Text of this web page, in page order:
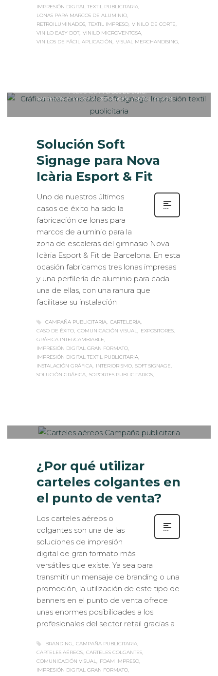
IMPRESIÓN DIGITAL TEXTIL PUBLICITARIA
LONAS PARA MARCOS DE ALUMINIO
RETROILUMINADOS TEXTIL IMPRESO VINILO DE CORTE
VINILO EASY DOT VINILO MICROVENTOSA
VINILOS DE FÁCIL APLICACIÓN
VISUAL MERCHANDISING
PUBLISHED IN CASOS DE ÉXITO,
IMPRESIÓN ECOLÓGICA,ROTULACIÓN / SEÑALIZACIÓN
Solución Soft
Signage para Nova
Icària Esport & Fit
Uno de nuestros últimos
casos de éxito ha sido la
fabricación de lonas para
marcos de aluminio para la
zona de escaleras del gimnasio Nova
Icària Esport & Fit de Barcelona. En esta
ocasión fabricamos tres lonas impresas
y una perfilería de aluminio para cada
una de ellas, con una ranura que
facilitase su instalación
CAMPAÑA PUBLICITARIA CARTELERÍA
CASO DE ÉXITO COMUNICACIÓN VISUAL
EXPOSITORES
GRÁFICA INTERCAMBIABLE
IMPRESIÓN DIGITAL GRAN FORMATO
IMPRESIÓN DIGITAL TEXTIL PUBLICITARIA
INSTALACIÓN GRÁFICA
INTERIORISMO SOFT SIGNAGE
SOLUCIÓN GRÁFICA SOPORTES PUBLICITARIOS
¿Por qué utilizar
carteles colgantes en
el punto de venta?
Los carteles aéreos o
colgantes son una de las
soluciones de impresión
digital de gran formato más
versátiles que existe. Ya sea para
transmitir un mensaje de branding o una
promoción, la utilización de este tipo de
banners en el punto de venta ofrece
unas enormes posibilidades a los
profesionales del sector retail gracias a
BRANDING
CAMPAÑA PUBLICITARIA
CARTELES AÉREOS CARTELES COLGANTES
COMUNICACIÓN VISUAL
FOAM IMPRESO
IMPRESIÓN DIGITAL GRAN FORMATO